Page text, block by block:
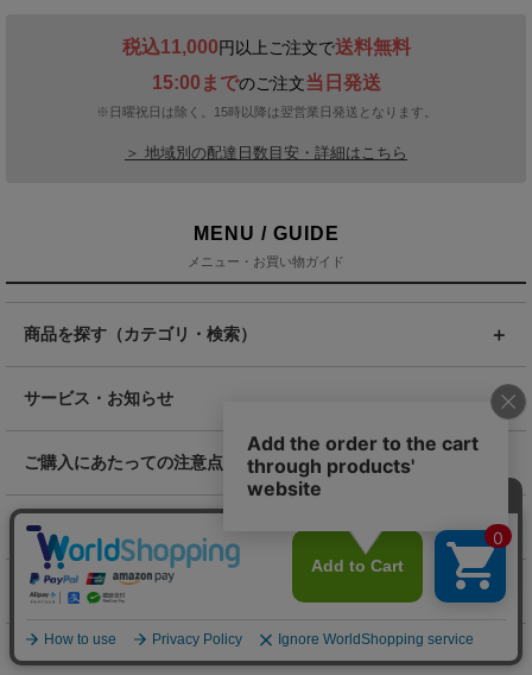
税込11,000円以上ご注文で送料無料
15:00までのご注文当日発送
※日曜祝日は除く。15時以降は翌営業日発送となります。
＞ 地域別の配達日数目安・詳細はこちら
MENU / GUIDE
メニュー・お買い物ガイド
商品を探す（カテゴリ・検索）
サービス・お知らせ
ご購入にあたっての注意点
お支払いについて
返品交換について